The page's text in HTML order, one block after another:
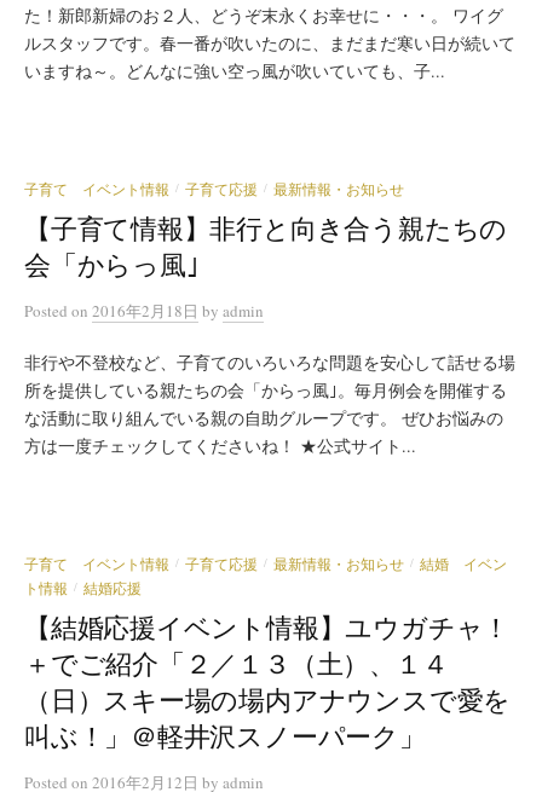
た！新郎新婦のお２人、どうぞ末永くお幸せに・・・。 ワイグ
ルスタッフです。春一番が吹いたのに、まだまだ寒い日が続いて
いますね～。どんなに強い空っ風が吹いていても、子...
子育て イベント情報 / 子育て応援 / 最新情報・お知らせ
【子育て情報】非行と向き合う親たちの
会「からっ風｣
Posted on 2016年2月18日 by admin
非行や不登校など、子育てのいろいろな問題を安心して話せる場
所を提供している親たちの会「からっ風｣。毎月例会を開催する
な活動に取り組んでいる親の自助グループです。 ぜひお悩みの
方は一度チェックしてくださいね！ ★公式サイト...
子育て イベント情報 / 子育て応援 / 最新情報・お知らせ / 結婚 イベン
ト情報 / 結婚応援
【結婚応援イベント情報】ユウガチャ！
＋でご紹介「２／１３（土）、１４
（日）スキー場の場内アナウンスで愛を
叫ぶ！」＠軽井沢スノーパーク」
Posted on 2016年2月12日 by admin